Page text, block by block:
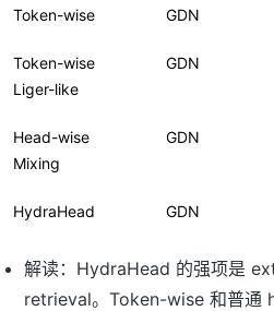
Token-wise GDN
Token-wise
Liger-like
GDN
Head-wise
Mixing
GDN
HydraHead GDN
解读：HydraHead 的强项是
retrieval。Token-wise 和普通